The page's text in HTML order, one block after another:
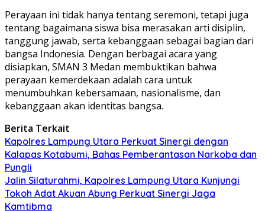
Perayaan ini tidak hanya tentang seremoni, tetapi juga
tentang bagaimana siswa bisa merasakan arti disiplin,
tanggung jawab, serta kebanggaan sebagai bagian dari
bangsa Indonesia. Dengan berbagai acara yang
disiapkan, SMAN 3 Medan membuktikan bahwa
perayaan kemerdekaan adalah cara untuk
menumbuhkan kebersamaan, nasionalisme, dan
kebanggaan akan identitas bangsa.
Berita Terkait
Kapolres Lampung Utara Perkuat Sinergi dengan
Kalapas Kotabumi, Bahas Pemberantasan Narkoba dan
Pungli
Jalin Silaturahmi, Kapolres Lampung Utara Kunjungi
Tokoh Adat Akuan Abung Perkuat Sinergi Jaga
Kamtibma